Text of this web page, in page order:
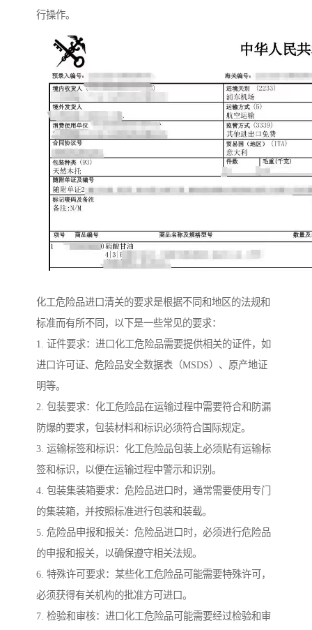
行操作。
化工危险品进口清关的要求是根据不同和地区的法规和
标准而有所不同，以下是一些常见的要求：
1. 证件要求：进口化工危险品需要提供相关的证件，如
进口许可证、危险品安全数据表（MSDS）、原产地证
明等。
2. 包装要求：化工危险品在运输过程中需要符合和防漏
防爆的要求，包装材料和标识必须符合国际规定。
3. 运输标签和标识：化工危险品包装上必须贴有运输标
签和标识，以便在运输过程中警示和识别。
4. 包装集装箱要求：危险品进口时，通常需要使用专门
的集装箱，并按照标准进行包装和装载。
5. 危险品申报和报关：危险品进口时，必须进行危险品
的申报和报关，以确保遵守相关法规。
6. 特殊许可要求：某些化工危险品可能需要特殊许可，
必须获得有关机构的批准方可进口。
7. 检验和审核：进口化工危险品可能需要经过检验和审